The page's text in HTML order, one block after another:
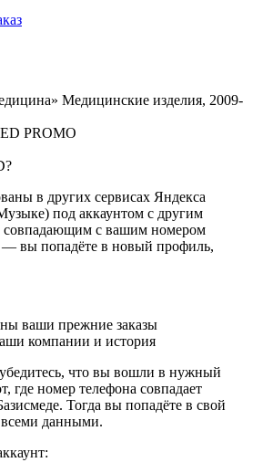
Медицинские изделия, 2009-
PROMO
в других сервисах Яндекса
под аккаунтом с другим
совпадающим с вашим номером
— вы попадёте в новый профиль,
ваши прежние заказы
компании и история
что вы вошли в нужный
где номер телефона совпадает
Тогда вы попадёте в свой
данными.